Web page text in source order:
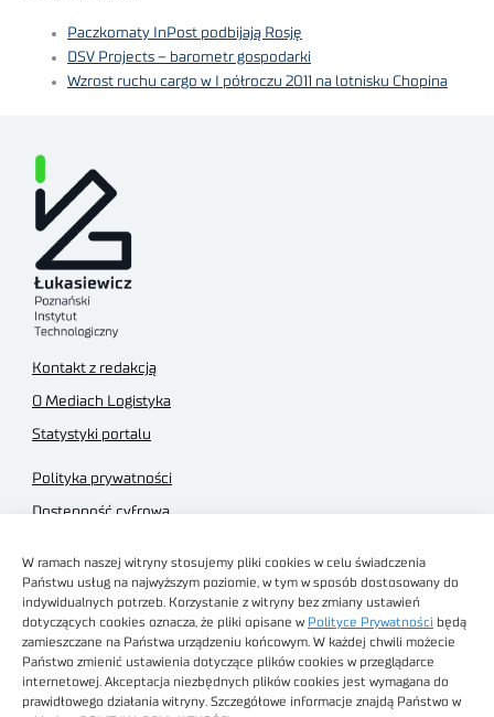
W ramach naszej witryny stosujemy pliki cookies w celu świadczenia
Państwu usług na najwyższym poziomie, w tym w sposób dostosowany do
indywidualnych potrzeb. Korzystanie z witryny bez zmiany ustawień
dotyczących cookies oznacza, że pliki opisane w Polityce Prywatności będą
zamieszczane na Państwa urządzeniu końcowym. W każdej chwili możecie
Państwo zmienić ustawienia dotyczące plików cookies w przeglądarce
internetowej. Akceptacja niezbędnych plików cookies jest wymagana do
prawidłowego działania witryny. Szczegółowe informacje znajdą Państwo w
Paczkomaty InPost podbijają Rosję
DSV Projects – barometr gospodarki
Wzrost ruchu cargo w I półroczu 2011 na lotnisku Chopina
Kontakt z redakcją
O Mediach Logistyka
Statystyki portalu
Polityka prywatności
Dostępność cyfrowa
Regulamin sklepu
Obrazy stockowe